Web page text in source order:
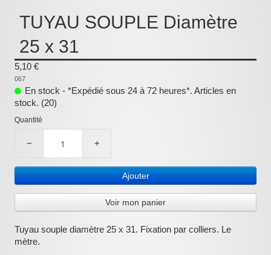
Prestations Atelier
Les bonnes affaires
Composants électroniques
F.A.Q (Foire aux questions)
Contact
TUYAU SOUPLE Diamètre
25 x 31
5,10 €
067
En stock - *Expédié sous 24 à 72 heures*. Articles en
stock. (20)
Quantité
− +
Ajouter
Voir mon panier
Tuyau souple diamètre 25 x 31. Fixation par colliers. Le
mètre.